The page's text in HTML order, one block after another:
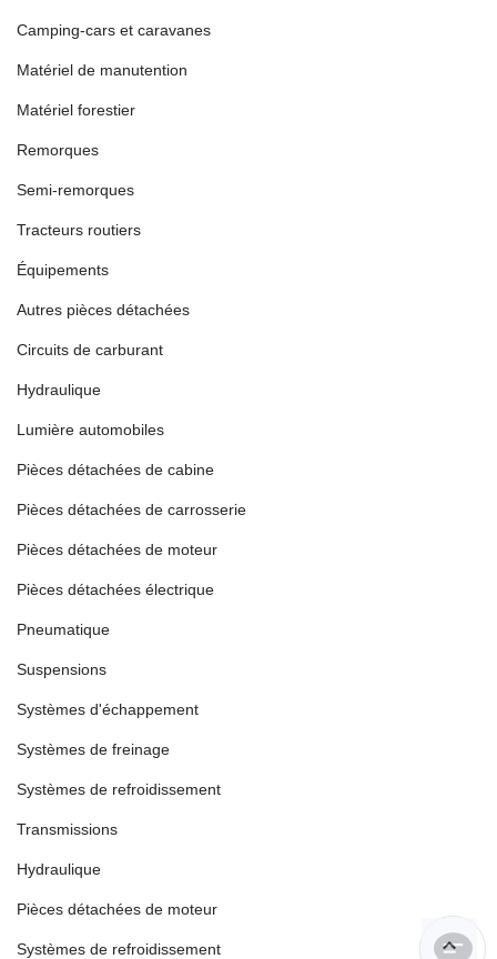
Camping-cars et caravanes
Matériel de manutention
Matériel forestier
Remorques
Semi-remorques
Tracteurs routiers
Équipements
Autres pièces détachées
Circuits de carburant
Hydraulique
Lumière automobiles
Pièces détachées de cabine
Pièces détachées de carrosserie
Pièces détachées de moteur
Pièces détachées électrique
Pneumatique
Suspensions
Systèmes d'échappement
Systèmes de freinage
Systèmes de refroidissement
Transmissions
Hydraulique
Pièces détachées de moteur
Systèmes de refroidissement